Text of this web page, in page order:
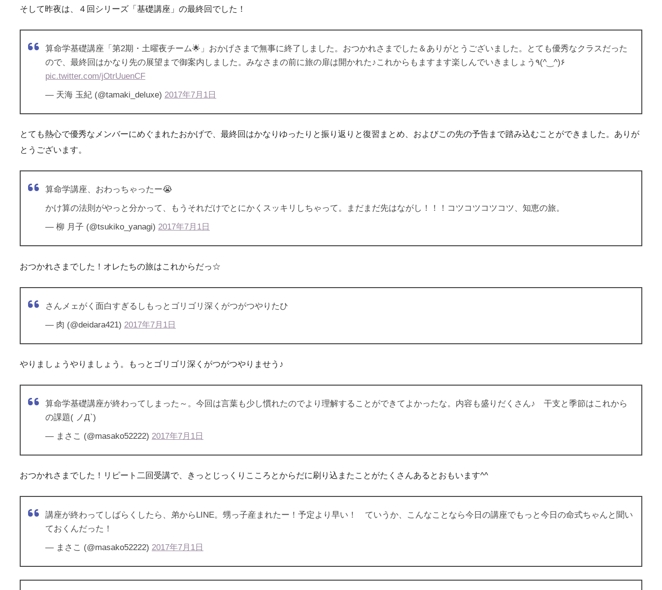
そして昨夜は、４回シリーズ「基礎講座」の最終回でした！
算命学基礎講座「第2期・土曜夜チーム🌟」おかげさまで無事に終了しました。おつかれさまでした＆ありがとうございました。とても優秀なクラスだった
ので、最終回はかなり先の展望まで御案内しました。みなさまの前に旅の扉は開かれた♪これからもますます楽しんでいきましょう٩(^‿^)۶
pic.twitter.com/jOtrUuenCF
— 天海 玉紀 (@tamaki_deluxe) 2017年7月1日
とても熱心で優秀なメンバーにめぐまれたおかげで、最終回はかなりゆったりと振り返りと復習まとめ、およびこの先の予告まで踏み込むことができました。ありが
とうございます。
算命学講座、おわっちゃったー😭
かけ算の法則がやっと分かって、もうそれだけでとにかくスッキリしちゃって。まだまだ先はながし！！！コツコツコツコツ、知恵の旅。
— 柳 月子 (@tsukiko_yanagi) 2017年7月1日
おつかれさまでした！オレたちの旅はこれからだっ☆
さんメェがく面白すぎるしもっとゴリゴリ深くがつがつやりたひ
— 肉 (@deidara421) 2017年7月1日
やりましょうやりましょう。もっとゴリゴリ深くがつがつやりませう♪
算命学基礎講座が終わってしまった～。今回は言葉も少し慣れたのでより理解することができてよかったな。内容も盛りだくさん♪ 干支と季節はこれから
の課題( ノД`)
— まさこ (@masako52222) 2017年7月1日
おつかれさまでした！リピート二回受講で、きっとじっくりこころとからだに刷り込またことがたくさんあるとおもいます^^
講座が終わってしばらくしたら、弟からLINE。甥っ子産まれたー！予定より早い！ ていうか、こんなことなら今日の講座でもっと今日の命式ちゃんと聞い
ておくんだった！
— まさこ (@masako52222) 2017年7月1日